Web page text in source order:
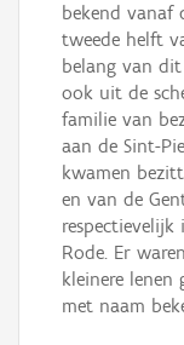
bekend vanaf
tweede helft
belang van
ook uit de
familie van
aan de Sint-
kwamen
en van de
respectievelijk
Rode. Er
kleinere lenen
met naam